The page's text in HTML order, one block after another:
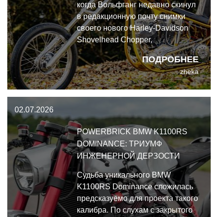
ПОДРОБНЕЕ
когда Вольфганг недавно скинул
в редакционную почту снимки
своего нового Harley-Davidson
Shovelhead Chopper,
построенного с нуля, в
длительных дебатах не было
нужды — это было мгновенное,
единодушное и громогласное
"да, черт возьми!".
zheka
02.07.2026
POWERBRICK BMW K1100RS
DOMINANCE: ТРИУМФ
ИНЖЕНЕРНОЙ ДЕРЗОСТИ
Судьба уникального BMW
K1100RS Dominance сложилась
предсказуемо для проекта такого
калибра. По слухам с закрытого